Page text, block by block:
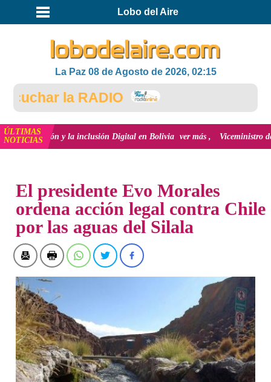
Lobo del Aire
La Paz 08 de Agosto de 2026, 02:15
la RADIO
ÚLTIMAS
NOTICIASy la inclusión Digital en Bolivia ver más Viceministro de Medio
El presidente Evo Morales
ordena acción legal contra Chile
por las aguas del Silala